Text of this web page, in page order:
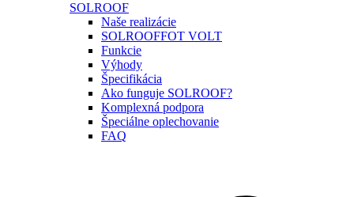
SOLROOF
Naše realizácie
SOLROOFFOT VOLT
Funkcie
Výhody
Špecifikácia
Ako funguje SOLROOF?
Komplexná podpora
Špeciálne oplechovanie
FAQ